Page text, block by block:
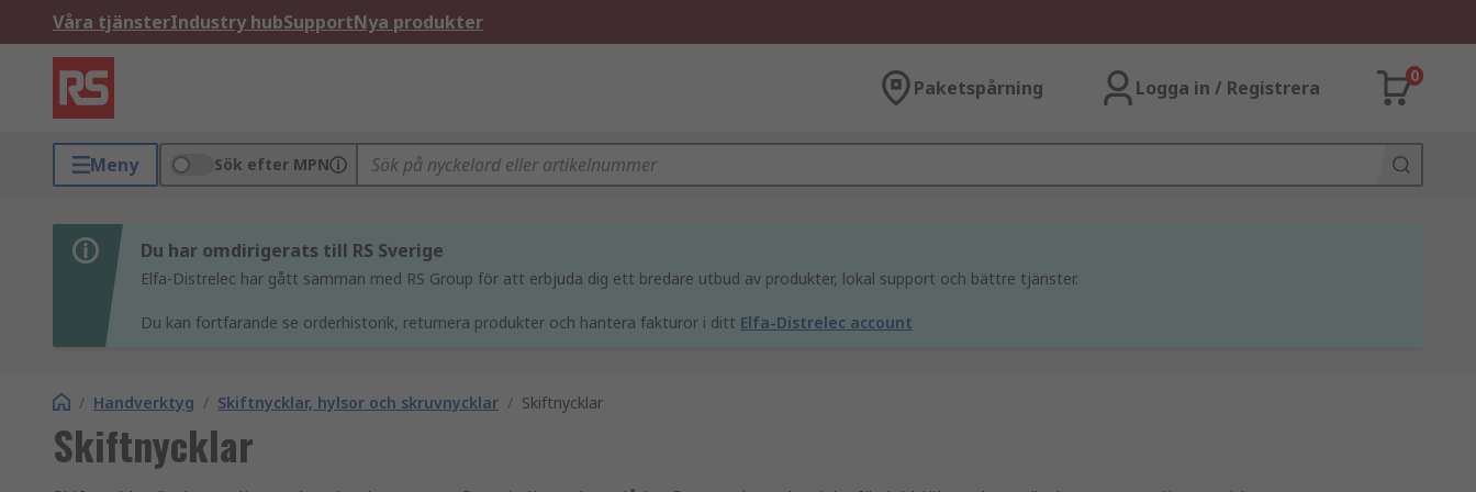
Våra tjänsterIndustry hubSupportNya produkter
Paketspårning Logga in / Registrera
0
Meny Sök efter MPN
Du har omdirigerats till RS Sverige
Elfa-Distrelec har gått samman med RS Group för att erbjuda dig ett bredare utbud av produkter, lokal support och bättre tjänster.
Du kan fortfarande se orderhistorik, returnera produkter och hantera fakturor i ditt Elfa-Distrelec account
/ Handverktyg / Skiftnycklar, hylsor och skruvnycklar / Skiftnycklar
Skiftnycklar